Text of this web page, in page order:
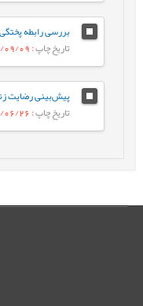
تاریخ چاپ: 1404/09/09
تاریخ چاپ: 1404/06/26